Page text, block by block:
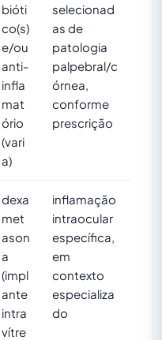
bióti
co(s)
e/ou
anti-
infla
mat
ório
(vari
a)
selecionad
as de
patologia
palpebral/c
órnea,
conforme
prescrição
dexa
met
ason
a
(impl
ante
intra
vítre
inflamação
intraocular
específica,
em
contexto
especializa
do